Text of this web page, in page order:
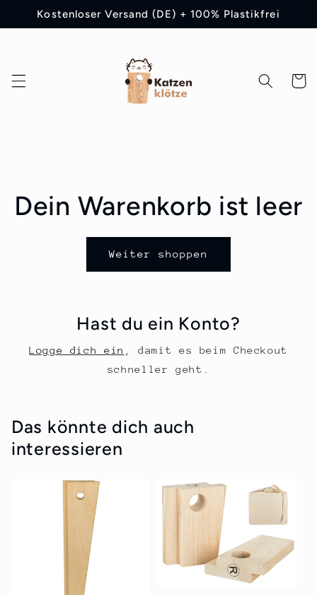
zum
Inhalt
Kostenloser Versand (DE) + 100% Plastikfrei
Dein Warenkorb ist leer
Weiter shoppen
Hast du ein Konto?
Logge dich ein
, damit es beim Checkout
schneller geht.
Das könnte dich auch
interessieren